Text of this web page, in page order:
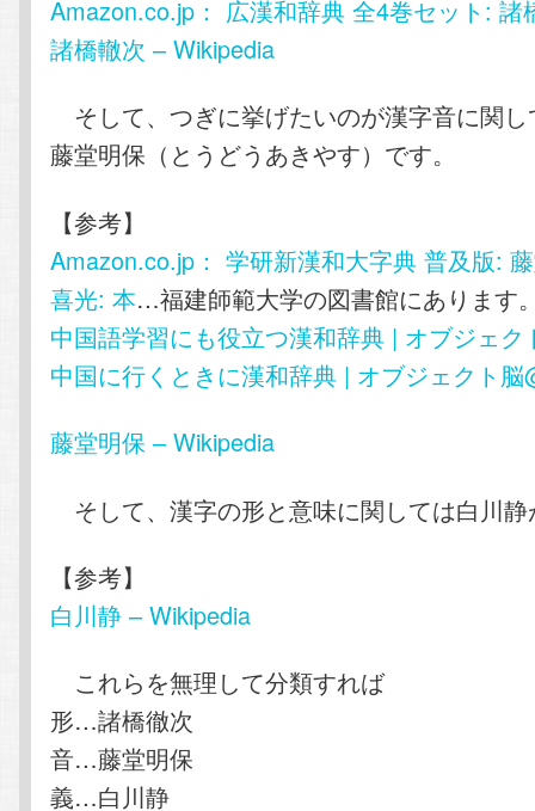
Amazon.co.jp： 広漢和辞典 全4巻セット: 諸
諸橋轍次 – Wikipedia
そして、つぎに挙げたいのが漢字音に関
藤堂明保（とうどうあきやす）です。
【参考】
Amazon.co.jp： 学研新漢和大字典 普及版:
喜光: 本…福建師範大学の図書館にあります
中国語学習にも役立つ漢和辞典 | オブジェク
中国に行くときに漢和辞典 | オブジェクト脳
藤堂明保 – Wikipedia
そして、漢字の形と意味に関しては白川
【参考】
白川静 – Wikipedia
これらを無理して分類すれば
形…諸橋徹次
音…藤堂明保
義…白川静